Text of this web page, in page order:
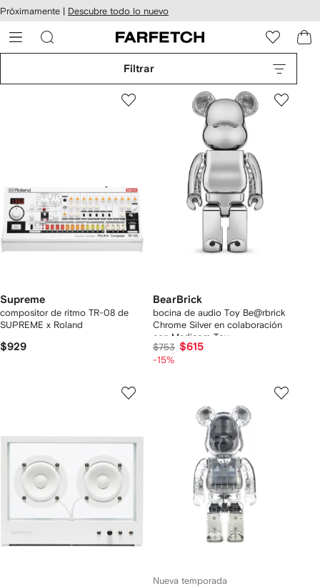
al
Próximamente | Descubre todo lo nuevo
Filtrar
Supreme
compositor de ritmo TR-08 de
SUPREME x Roland
$929
BearBrick
bocina de audio Toy Be@rbrick
Chrome Silver en colaboración
con Medicom Toy
$753 $615
-15%
Nueva temporada